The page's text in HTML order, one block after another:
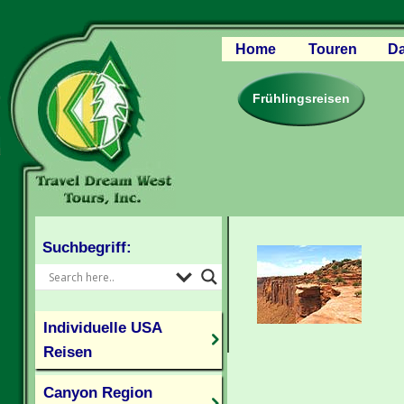
Home
Touren
Canyon Region
Rocky
Pazifischer
Frühlingsreisen
Suchbegriff:
Individuelle USA
Reisen
Canyon Region